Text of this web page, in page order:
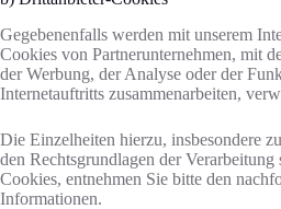
Gegebenenfalls werden mit unserem
Cookies von Partnerunternehmen, mit
der Werbung, der Analyse oder der
Internetauftritts zusammenarbeiten,
Die Einzelheiten hierzu, insbesondere
den Rechtsgrundlagen der
Cookies, entnehmen Sie bitte den
Informationen.